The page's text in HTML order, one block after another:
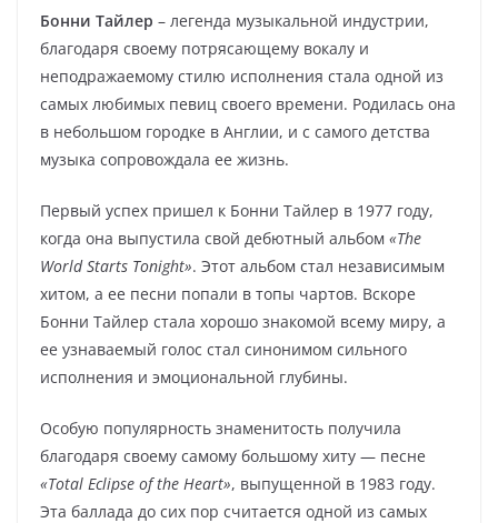
Бонни Тайлер – легенда музыкальной индустрии,
благодаря своему потрясающему вокалу и
неподражаемому стилю исполнения стала одной из
самых любимых певиц своего времени. Родилась она
в небольшом городке в Англии, и с самого детства
музыка сопровождала ее жизнь.
Первый успех пришел к Бонни Тайлер в 1977 году,
когда она выпустила свой дебютный альбом «The
World Starts Tonight». Этот альбом стал независимым
хитом, а ее песни попали в топы чартов. Вскоре
Бонни Тайлер стала хорошо знакомой всему миру, а
ее узнаваемый голос стал синонимом сильного
исполнения и эмоциональной глубины.
Особую популярность знаменитость получила
благодаря своему самому большому хиту — песне
«Total Eclipse of the Heart», выпущенной в 1983 году.
Эта баллада до сих пор считается одной из самых